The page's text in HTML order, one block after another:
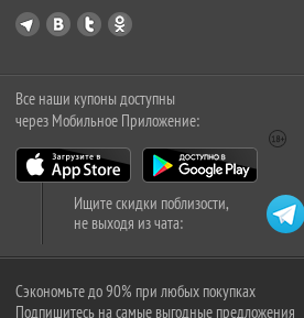
Все наши купоны доступны
через Мобильное Приложение:
Ищите скидки поблизости,
не выходя из чата:
Сэкономьте до 90% при любых покупках
Подпишитесь на самые выгодные предложения